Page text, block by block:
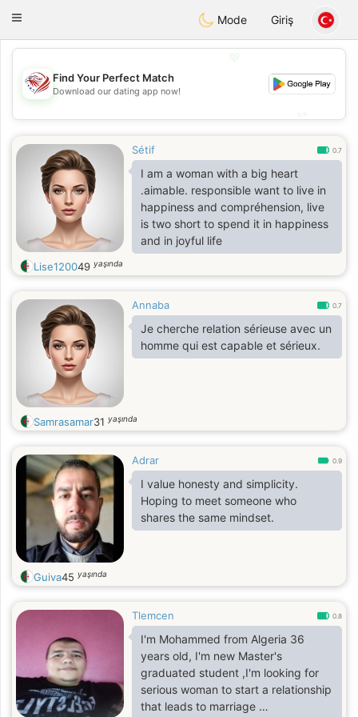
Dating
Toggle
Mode Giriş
💖
💕
Find Your Perfect Match
Download our dating app now!
Sétif 0.7
I am a woman with a big heart
.aimable. responsible want to live in
happiness and compréhension, live
is two short to spend it in happiness
and in joyful life
Lise120049 yaşında
Annaba 0.7
Je cherche relation sérieuse avec un
homme qui est capable et sérieux.
Samrasamar31 yaşında
Adrar 0.9
I value honesty and simplicity.
Hoping to meet someone who
shares the same mindset.
Guiva45 yaşında
Tlemcen 0.8
I'm Mohammed from Algeria 36
years old, I'm new Master's
graduated student ,I'm looking for
serious woman to start a relationship
that leads to marriage